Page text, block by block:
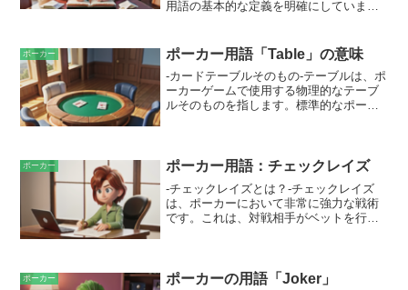
にドローが必要なケースを示します。逆
ットでより多くのチップを獲得しようと
しているケースです。
用語の基本的な定義を明確にしていま
です。つまり、フロップやターンでリー
ドしていたプレイヤーが、相手のハンド
が自分よりも強いことが判明して敗北す
る状況のことを指します。これは、相手
がドローを完成させたり、ストレートや
ポーカー ポーカー用語「Table」の意味
-カードテーブルそのもの-テーブルは、ポ
ーカーゲームで使用する物理的なテーブ
ルそのものを指します。標準的なポーカ
り、ゲームの進行中にディーラーの位置
を示します。フェルトには通常、各プレ
イヤーのスタックを置くための枠線と、
ベットを置くためのポットエリアがあり
ます。テーブルには、チップを置くため
ポーカー ポーカー用語：チェックレイズ
-チェックレイズとは？-チェックレイズ
は、ポーカーにおいて非常に強力な戦術
です。これは、対戦相手がベットを行っ
は、複数の目的を果たします。まず、対
ポーカー ポーカーの用語「Joker」